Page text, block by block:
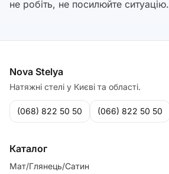
не робіть, не посилюйте ситуацію.
Nova Stelya
Натяжні стелі у Києві та області.
(068) 822 50 50 (066) 822 50 50
Каталог
Мат/Глянець/Сатин